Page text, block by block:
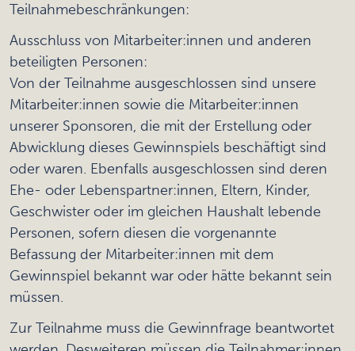
Teilnahmebeschränkungen:
Ausschluss von Mitarbeiter:innen und anderen
beteiligten Personen:
Von der Teilnahme ausgeschlossen sind unsere
Mitarbeiter:innen sowie die Mitarbeiter:innen
unserer Sponsoren, die mit der Erstellung oder
Abwicklung dieses Gewinnspiels beschäftigt sind
oder waren. Ebenfalls ausgeschlossen sind deren
Ehe- oder Lebenspartner:innen, Eltern, Kinder,
Geschwister oder im gleichen Haushalt lebende
Personen, sofern diesen die vorgenannte
Befassung der Mitarbeiter:innen mit dem
Gewinnspiel bekannt war oder hätte bekannt sein
müssen.
Zur Teilnahme muss die Gewinnfrage beantwortet